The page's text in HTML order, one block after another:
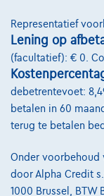
Representatief
Lening op
(facultatief): € 0.
debetrentevoet:
betalen in 60
terug te betalen
Onder voorbehoud
door Alpha Credit
1000 Brussel, BTW
Onze dealers
Onze partners
Onze team
@2024 TCS